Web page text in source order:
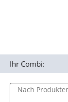
Zur Navigation
Nach
Ihr Combi: